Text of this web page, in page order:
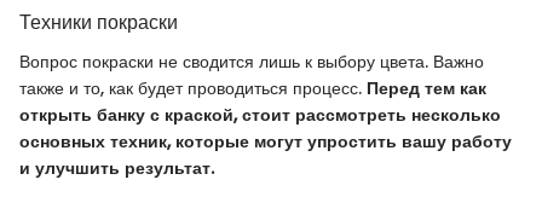
Техники покраски
Вопрос покраски не сводится лишь к выбору цвета. Важно
также и то, как будет проводиться процесс. Перед тем как
открыть банку с краской, стоит рассмотреть несколько
основных техник, которые могут упростить вашу работу
и улучшить результат.